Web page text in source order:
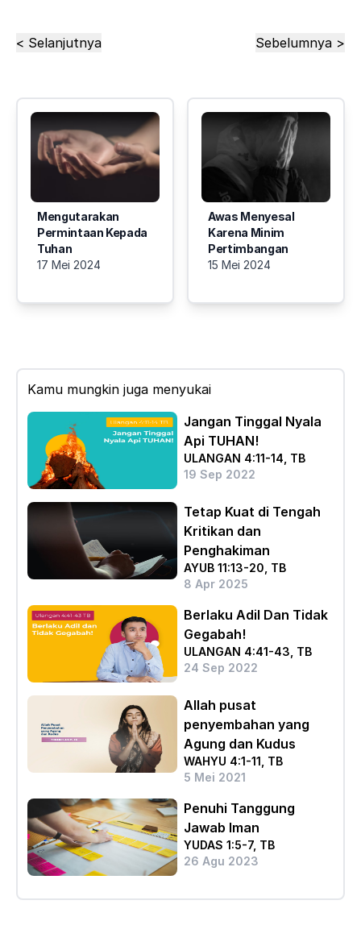
< Selanjutnya Sebelumnya >
Mengutarakan
Permintaan Kepada
Tuhan
17 Mei 2024
Awas Menyesal
Karena Minim
Pertimbangan
15 Mei 2024
Kamu mungkin juga menyukai
Jangan Tinggal Nyala
Api TUHAN!
ULANGAN 4:11-14, TB
19 Sep 2022
Tetap Kuat di Tengah
Kritikan dan
Penghakiman
AYUB 11:13-20, TB
8 Apr 2025
Berlaku Adil Dan Tidak
Gegabah!
ULANGAN 4:41-43, TB
24 Sep 2022
Allah pusat
penyembahan yang
Agung dan Kudus
WAHYU 4:1-11, TB
5 Mei 2021
Penuhi Tanggung
Jawab Iman
YUDAS 1:5-7, TB
26 Agu 2023